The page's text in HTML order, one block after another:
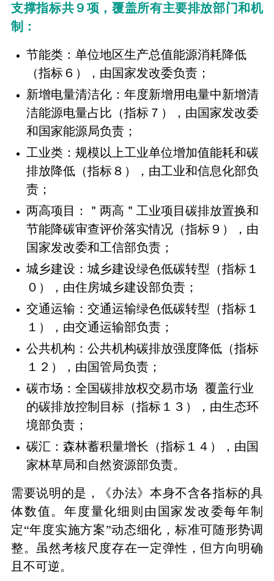
支撑指标共９项，覆盖所有主要排放部门和机
制：
节能类：单位地区生产总值能源消耗降低
（指标６），由国家发改委负责；
新增电量清洁化：年度新增用电量中新增清
洁能源电量占比（指标７），由国家发改委
和国家能源局负责；
工业类：规模以上工业单位增加值能耗和碳
排放降低（指标８），由工业和信息化部负
责；
两高项目：＂两高＂工业项目碳排放置换和
节能降碳审查评价落实情况（指标９），由
国家发改委和工信部负责；
城乡建设：城乡建设绿色低碳转型（指标１
０），由住房城乡建设部负责；
交通运输：交通运输绿色低碳转型（指标１
１），由交通运输部负责；
公共机构：公共机构碳排放强度降低（指标
１２），由国管局负责；
碳市场： 全国碳排放权交易市场 覆盖行业
的碳排放控制目标（指标１３），由生态环
境部负责；
碳汇：森林蓄积量增长（指标１４），由国
家林草局和自然资源部负责。
需要说明的是，《办法》本身不含各指标的具
体数值。年度量化细则由国家发改委每年制
定“年度实施方案”动态细化，标准可随形势调
整。虽然考核尺度存在一定弹性，但方向明确
且不可逆。